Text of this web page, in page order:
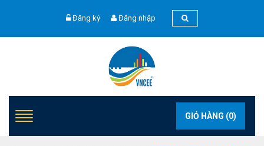
Đăng ký Đăng nhập
GIỎ HÀNG (0)